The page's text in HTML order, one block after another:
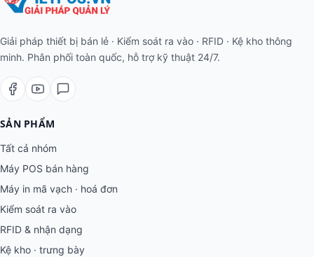
Giải pháp thiết bị bán lẻ · Kiểm soát ra vào · RFID · Kệ kho thông
minh. Phân phối toàn quốc, hỗ trợ kỹ thuật 24/7.
SẢN PHẨM
Tất cả nhóm
Máy POS bán hàng
Máy in mã vạch · hoá đơn
Kiểm soát ra vào
RFID & nhận dạng
Kệ kho · trưng bày